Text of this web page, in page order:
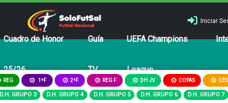
Iniciar
Cuadro de Honor
25/26
Guía
TV
UEFA Champions
League
REG 1ªF 2ªF REG F DH JV COPAS
D.H. GRUPO 3 D.H. GRUPO 4 D.H. GRUPO 5 D.H. GRUPO 6 D.H. GRUPO 7